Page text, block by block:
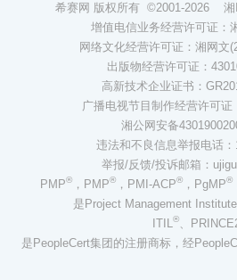
希赛网 版权所有 ©2001-2026
增值电信业务经营许可证：
网络文化经营许可证：湘网文
出版物经营许可证：
高新技术企业证书：
广播电视节目制作经营许可证
湘公网安备
违法和不良信息举报电话：
举报/反馈/投诉邮箱：
PMP®，PMP®，PMI-ACP®，PgMP®
是Project Management
ITIL®、
是PeopleCert集团的注册商标，经